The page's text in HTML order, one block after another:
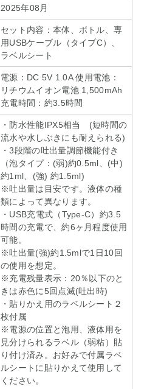
2025年08月
セット内容：本体、ボトル、専
用USBケーブル（タイプC）、
ラベルシート
電源：DC 5V 1.0A 使用電池：
リチウムイオン電池 1,500mAh
充電時間：約3.5時間
・防水性能IPX5相当 (短時間の
流水や水しぶきにも耐えられる)
・3段階の吐出量調節機能付き
（泡タイプ：(弱)約0.5ml、(中)
約1ml、(強) 約1.5ml)
※吐出量は目安です。液体の種
類によって異なります。
・USB充電式（Type-C）約3.5
時間の充電で、約6ヶ月程度使用
可能。
※吐出量(強)約1.5mlで1日10回
の使用を想定。
※充電残量表示：20％以下のと
きは赤色に5回点滅(吐出時)
・貼りかえ用のラベルシート２
枚付属
※電源の位置と泡用、液体用を
見分けられるラベル（弱粘）貼
り付け済み。お好みで付属ラベ
ルシートに貼りかえて使用して
ください。